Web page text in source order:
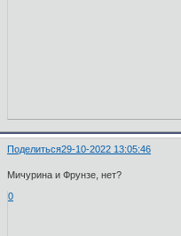
Поделиться29-10-2022 13:05:46
Мичурина и Фрунзе, нет?
0